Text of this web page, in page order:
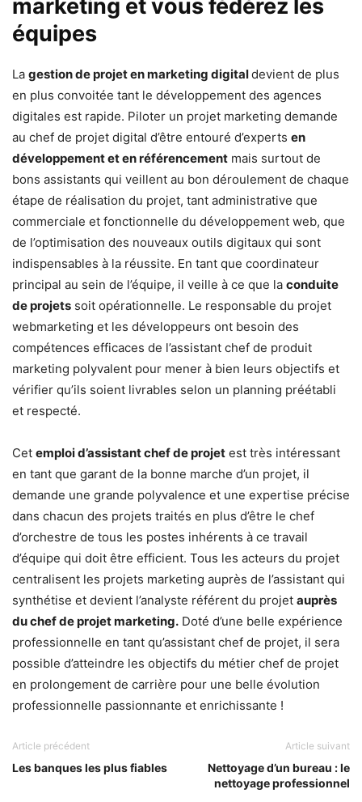
marketing et vous fédérez les
équipes
La gestion de projet en marketing digitaldevient de plus
en plus convoitée tant le développement des agences
digitales est rapide. Piloter un projet marketing demande
au chef de projet digital d’être entouré d’experts en
développement et en référencement mais surtout de
bons assistants qui veillent au bon déroulement de chaque
étape de réalisation du projet, tant administrative que
commerciale et fonctionnelle du développement web, que
de l’optimisation des nouveaux outils digitaux qui sont
indispensables à la réussite. En tant que coordinateur
principal au sein de l’équipe, il veille à ce que la conduite
de projets soit opérationnelle. Le responsable du projet
webmarketing et les développeurs ont besoin des
compétences efficaces de l’assistant chef de produit
marketing polyvalent pour mener à bien leurs objectifs et
vérifier qu’ils soient livrables selon un planning préétabli
et respecté.
Cet emploi d’assistant chef de projet est très intéressant
en tant que garant de la bonne marche d’un projet, il
demande une grande polyvalence et une expertise précise
dans chacun des projets traités en plus d’être le chef
d’orchestre de tous les postes inhérents à ce travail
d’équipe qui doit être efficient. Tous les acteurs du projet
centralisent les projets marketing auprès de l’assistant qui
synthétise et devient l’analyste référent du projet auprès
du chef de projet marketing. Doté d’une belle expérience
professionnelle en tant qu’assistant chef de projet, il sera
possible d’atteindre les objectifs du métier chef de projet
en prolongement de carrière pour une belle évolution
professionnelle passionnante et enrichissante !
Article précédent
Les banques les plus fiables
Article suivant
Nettoyage d’un bureau : le
nettoyage professionnel